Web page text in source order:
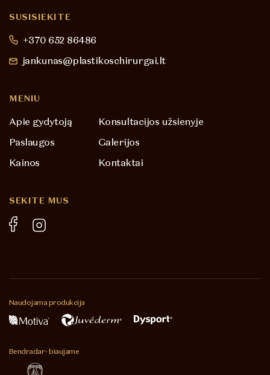
SUSISIEKITE
+370 652 86486
jankunas@plastikoschirurgai.lt
MENIU
Apie gydytoją
Konsultacijos užsienyje
Paslaugos
Galerijos
Kainos
Kontaktai
SEKITE MUS
Naudojama produkcija
Bendradar-biaujame